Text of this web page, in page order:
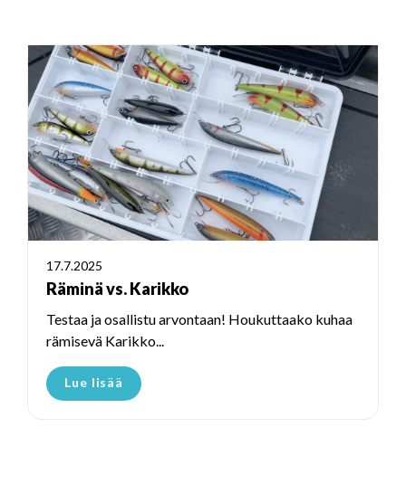
17.7.2025
Räminä vs. Karikko
Testaa ja osallistu arvontaan! Houkuttaako kuhaa
rämisevä Karikko...
Lue lisää